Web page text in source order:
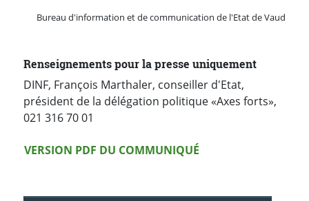
Bureau d'information et de communication de l'Etat de Vaud
Renseignements pour la presse uniquement
DINF, François Marthaler, conseiller d'Etat,
président de la délégation politique «Axes forts»,
021 316 70 01
Version PDF
VERSION PDF DU COMMUNIQUÉ